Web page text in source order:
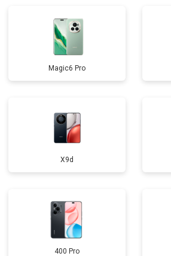
Magic6 Pro
X9d
400 Pro